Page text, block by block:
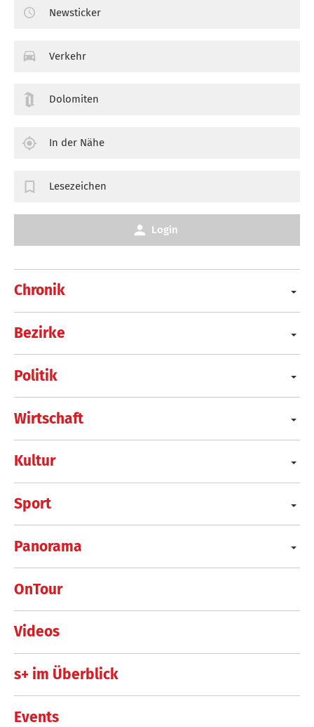
Chronik
Bezirke
Politik
Wirtschaft
Kultur
Sport
Panorama
OnTour
Videos
s+ im Überblick
Events
Newsticker
Verkehr
Dolomiten
In der Nähe
Lesezeichen
Login